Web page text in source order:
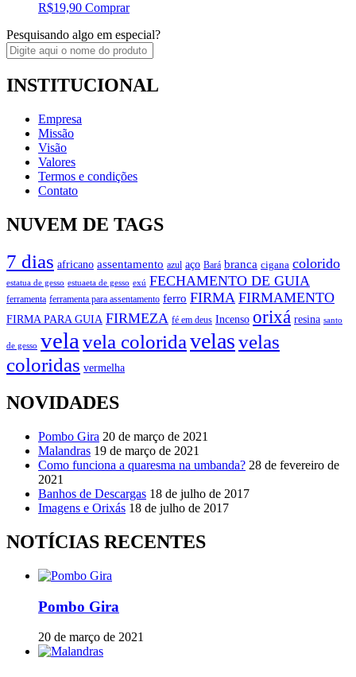
R$19,90 Comprar
Pesquisando algo em especial?
INSTITUCIONAL
Empresa
Missão
Visão
Valores
Termos e condições
Contato
NUVEM DE TAGS
7 dias africano assentamento azul aço Bará branca cigana colorido
estatua de gesso estuaeta de gesso exú FECHAMENTO DE GUIA
ferramenta ferramenta para assentamento ferro FIRMA FIRMAMENTO
FIRMA PARA GUIA FIRMEZA fé em deus Incenso orixá resina santo
de gesso velavela coloridavelasvelas
coloridas vermelha
NOVIDADES
Pombo Gira 20 de março de 2021
Malandras 19 de março de 2021
Como funciona a quaresma na umbanda? 28 de fevereiro de
2021
Banhos de Descargas 18 de julho de 2017
Imagens e Orixás 18 de julho de 2017
NOTÍCIAS RECENTES
Pombo Gira
20 de março de 2021